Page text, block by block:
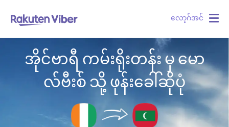
လော့ဂ်အင်
အိုင်ဗာရီ ကမ်းရိုးတန်း မှ မော
လ်ဗီးစ် သို့ ဖုန်းခေါ်ဆိုပုံ